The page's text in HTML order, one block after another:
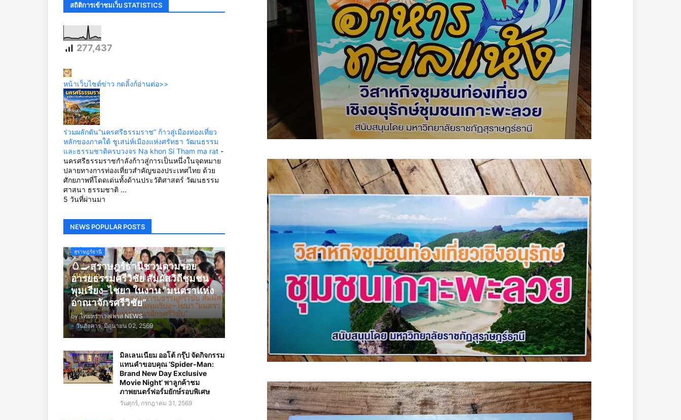
สถิติการเข้าชมเว็บ STATISTICS
277,437
หน้าเว็บไซต์ข่าว กดลิ้งก์อ่านต่อ>>
ร่วมผลักดัน“นครศรีธรรมราช” ก้าวสู่เมืองท่องเที่ยว
หลักของภาคใต้ ชูเสน่ห์เมืองแห่งศรัทธา วัฒนธรรม
และธรรมชาติครบวงจร Na khon Si Tham ma rat -
นครศรีธรรมราชกำลังก้าวสู่การเป็นหนึ่งในจุดหมาย
ปลายทางการท่องเที่ยวสำคัญของประเทศไทย ด้วย
ศักยภาพที่โดดเด่นทั้งด้านประวัติศาสตร์ วัฒนธรรม
ศาสนา ธรรมชาติ ...
5 วันที่ผ่านมา
NEWS POPULAR POSTS
สุราษฎร์ธานี
🥚🍳สุราษฎร์ธานีชวนตามรอย
อารยธรรมศรีวิชัย สัมผัสวิถีชุมชน
พุมเรียง–ไชยา ในงาน “มนตราแห่ง
อาณาจักรศรีวิชัย”
by ไทยทราเวลเพรส NEWS
- วันอังคาร, มิถุนายน 02, 2569
มิลเลนเนียม ออโต้ กรุ๊ป จัดกิจกรรม
แทนคำขอบคุณ ‘Spider-Man:
Brand New Day Exclusive
Movie Night’ พาลูกค้าชม
ภาพยนตร์ฟอร์มยักษ์รอบพิเศษ
วันศุกร์, กรกฎาคม 31, 2569